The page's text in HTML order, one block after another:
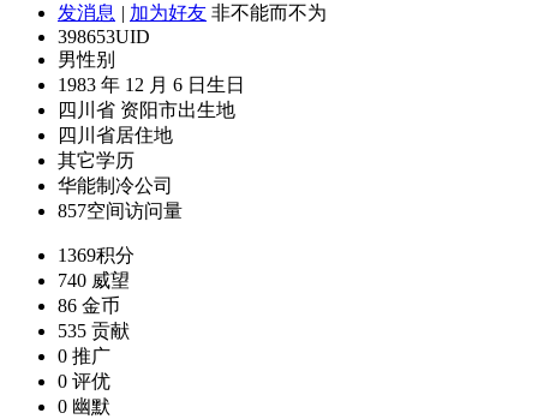
发消息 | 加为好友 非不能而不为
398653UID
男性别
1983 年 12 月 6 日 生日
四川省 资阳市出生地
四川省居住地
其它学历
华能制冷公司
857空间访问量
1369积分
740 威望
86 金币
535 贡献
0 推广
0 评优
0 幽默